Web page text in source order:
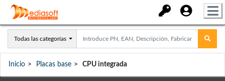
Todas las categorías
Inicio Placas base CPU integrada